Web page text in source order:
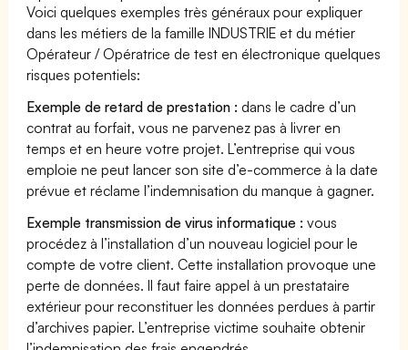
Voici quelques exemples très généraux pour expliquer
dans les métiers de la famille INDUSTRIE et du métier
Opérateur / Opératrice de test en électronique quelques
risques potentiels:
Exemple de retard de prestation : dans le cadre d’un
contrat au forfait, vous ne parvenez pas à livrer en
temps et en heure votre projet. L’entreprise qui vous
emploie ne peut lancer son site d’e-commerce à la date
prévue et réclame l’indemnisation du manque à gagner.
Exemple transmission de virus informatique : vous
procédez à l’installation d’un nouveau logiciel pour le
compte de votre client. Cette installation provoque une
perte de données. Il faut faire appel à un prestataire
extérieur pour reconstituer les données perdues à partir
d’archives papier. L’entreprise victime souhaite obtenir